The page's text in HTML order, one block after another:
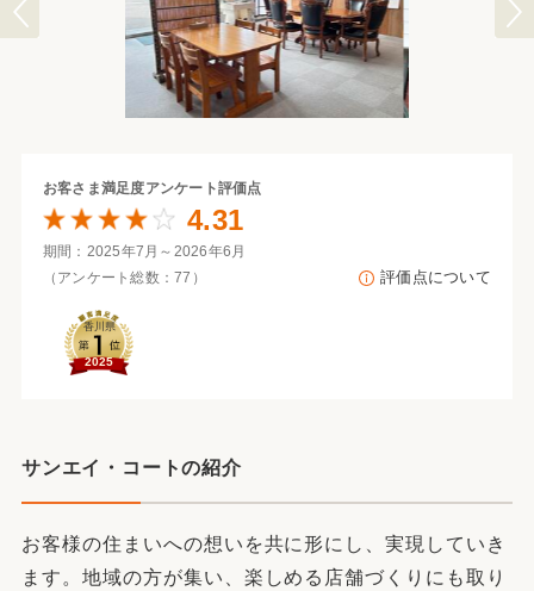
サンエイ・コートの紹介
お客様の住まいへの想いを共に形にし、実現していき
ます。地域の方が集い、楽しめる店舗づくりにも取り
お客さま満足度アンケート評価点
4.31
期間：2025年7月～2026年6月
（アンケート総数：77）
評価点について
香川県
2025